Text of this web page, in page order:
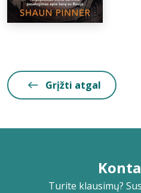
Grįžti atgal
Turite klausimų?